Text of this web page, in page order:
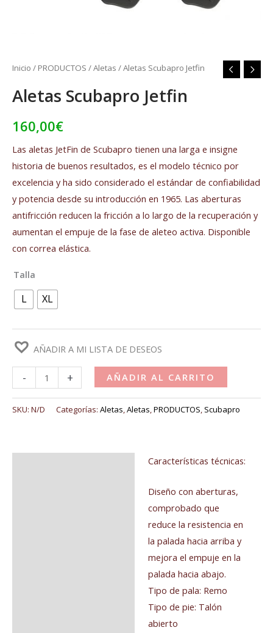
Inicio / PRODUCTOS /Aletas / Aletas Scubapro Jetfin
Aletas Scubapro Jetfin
160,00€
Las aletas JetFin de Scubapro tienen una larga e insigne
historia de buenos resultados, es el modelo técnico por
excelencia y ha sido considerado el estándar de confiabilidad
y potencia desde su introducción en 1965. Las aberturas
antifricción reducen la fricción a lo largo de la recuperación y
aumentan el empuje de la fase de aleteo activa. Disponible
con correa elástica.
Talla
L XL
AÑADIR A MI LISTA DE DESEOS
- + AÑADIR AL CARRITO
SKU: N/D Categorías: Aletas,Aletas,PRODUCTOS, Scubapro
Características técnicas:
Diseño con aberturas,
comprobado que
reduce la resistencia en
la palada hacia arriba y
mejora el empuje en la
palada hacia abajo.
Tipo de pala: Remo
Tipo de pie: Talón
abierto